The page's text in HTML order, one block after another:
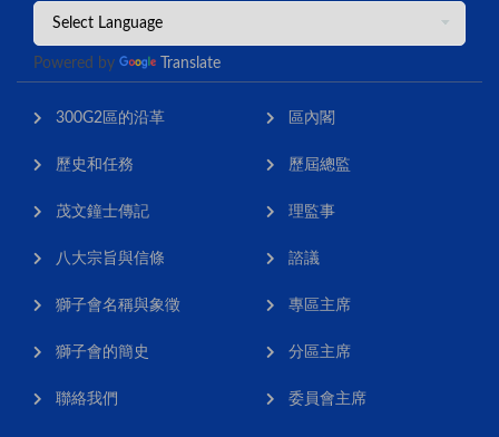
Powered by Translate
300G2區的沿革
歷史和任務
茂文鐘士傳記
八大宗旨與信條
獅子會名稱與象徵
獅子會的簡史
聯絡我們
區內閣
歷屆總監
理監事
諮議
專區主席
分區主席
委員會主席